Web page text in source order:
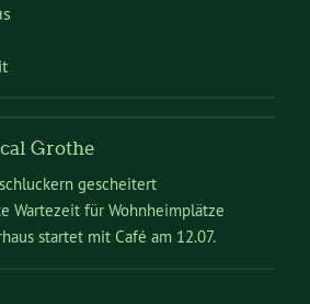
Grothe
gescheitert
Wartezeit für Wohnheimplätze
startet mit Café am 12.07.